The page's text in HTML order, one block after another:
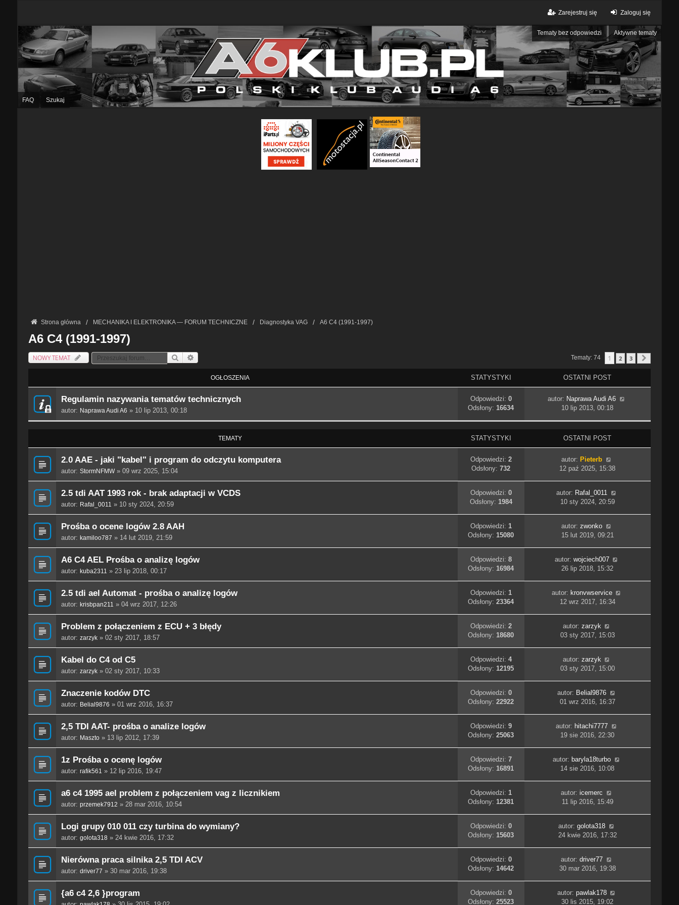
Zaloguj się
Zarejestruj się
Tematy bez odpowiedzi Aktywne tematy
FAQ Szukaj
Strona główna MECHANIKA I ELEKTRONIKA — FORUM TECHNICZNE Diagnostyka VAG A6 C4 (1991-1997)
A6 C4 (1991-1997)
NOWY TEMAT Szukaj Tematy: 74 1 2 3
OGŁOSZENIA STATYSTYKI OSTATNI POST
Regulamin nazywania tematów technicznych
autor: Naprawa Audi A6 » 10 lip 2013, 00:18
Odpowiedzi: 0
Odsłony:16634
autor: Naprawa Audi A6
10 lip 2013, 00:18
TEMATY STATYSTYKI OSTATNI POST
2.0 AAE - jaki "kabel" i program do odczytu komputera
autor: StormNFMW» 09 wrz 2025, 15:04
Odpowiedzi: 2
Odsłony:732
autor: Pieterb
12 paź 2025, 15:38
2.5 tdi AAT 1993 rok - brak adaptacji w VCDS
autor: Rafal_0011 » 10 sty 2024, 20:59
Odpowiedzi: 0
Odsłony: 1984
autor: Rafal_0011
10 sty 2024, 20:59
Prośba o ocene logów 2.8 AAH
autor: kamiloo787 » 14 lut 2019, 21:59
Odpowiedzi: 1
Odsłony:15080
autor:zwonko
15 lut 2019, 09:21
A6 C4 AEL Prośba o analizę logów
autor: kuba2311 » 23 lip 2018, 00:17
Odpowiedzi: 8
Odsłony:16984
autor: wojciech007
26 lip 2018, 15:32
2.5 tdi ael Automat - prośba o analizę logów
autor: krisbpan211 » 04 wrz 2017, 12:26
Odpowiedzi: 1
Odsłony:23364
autor: kronvwservice
12 wrz 2017, 16:34
Problem z połączeniem z ECU + 3 błędy
autor: zarzyk» 02 sty 2017, 18:57
Odpowiedzi: 2
Odsłony:18680
autor: zarzyk
03 sty 2017, 15:03
Kabel do C4 od C5
autor: zarzyk» 02 sty 2017, 10:33
Odpowiedzi: 4
Odsłony:12195
autor: zarzyk
03 sty 2017, 15:00
Znaczenie kodów DTC
autor: Belial9876 » 01 wrz 2016, 16:37
Odpowiedzi: 0
Odsłony:22922
autor: Belial9876
01 wrz 2016, 16:37
2,5 TDI AAT- prośba o analize logów
autor: Maszto» 13 lip 2012, 17:39
Odpowiedzi: 9
Odsłony:25063
autor: hitachi7777
19 sie 2016, 22:30
1z Prośba o ocenę logów
autor: rafik561 » 12 lip 2016, 19:47
Odpowiedzi: 7
Odsłony:16891
autor: baryla18turbo
14 sie 2016, 10:08
a6 c4 1995 ael problem z połączeniem vag z licznikiem
autor: przemek7912 » 28 mar 2016, 10:54
Odpowiedzi: 1
Odsłony:12381
autor: icemerc
11 lip 2016, 15:49
Logi grupy 010 011 czy turbina do wymiany?
autor: golota318 » 24 kwie 2016, 17:32
Odpowiedzi: 0
Odsłony:15603
autor:golota318
24 kwie 2016, 17:32
Nierówna praca silnika 2,5 TDI ACV
autor: driver77 » 30 mar 2016, 19:38
Odpowiedzi: 0
Odsłony:14642
autor:driver77
30 mar 2016, 19:38
{a6 c4 2,6 }program Odpowiedzi: 0
Odsłony:25523
autor: pawlak178
30 lis 2015, 19:02